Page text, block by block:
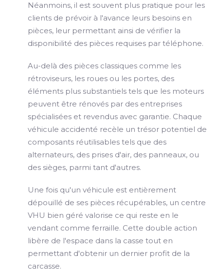
Néanmoins, il est souvent plus pratique pour les
clients de prévoir à l'avance leurs besoins en
pièces, leur permettant ainsi de vérifier la
disponibilité des pièces requises par téléphone.
Au-delà des pièces classiques comme les
rétroviseurs, les roues ou les portes, des
éléments plus substantiels tels que les moteurs
peuvent être rénovés par des entreprises
spécialisées et revendus avec garantie. Chaque
véhicule accidenté recèle un trésor potentiel de
composants réutilisables tels que des
alternateurs, des prises d'air, des panneaux, ou
des sièges, parmi tant d'autres.
Une fois qu'un véhicule est entièrement
dépouillé de ses pièces récupérables, un centre
VHU bien géré valorise ce qui reste en le
vendant comme ferraille. Cette double action
libère de l'espace dans la casse tout en
permettant d'obtenir un dernier profit de la
carcasse.